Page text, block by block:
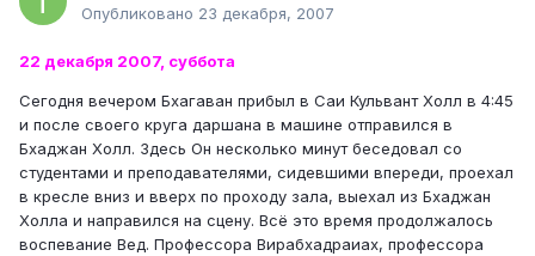
Опубликовано 23 декабря, 2007
22 декабря 2007, суббота
Сегодня вечером Бхагаван прибыл в Саи Кульвант Холл в 4:45
и после своего круга даршана в машине отправился в
Бхаджан Холл. Здесь Он несколько минут беседовал со
студентами и преподавателями, сидевшими впереди, проехал
в кресле вниз и вверх по проходу зала, выехал из Бхаджан
Холла и направился на сцену. Всё это время продолжалось
воспевание Вед. Профессора Вирабхадраиах, профессора